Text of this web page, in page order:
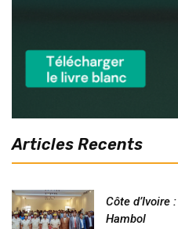
Articles Recents
Côte d’Ivoire
Hambol